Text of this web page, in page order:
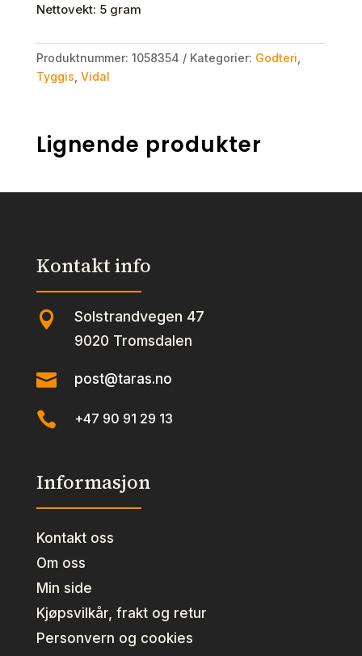
Nettovekt: 5 gram
Produktnummer: 1058354 Kategorier: Godteri
Tyggis Vidal
Lignende produkter
Kontakt info
 Solstrandvegen 47
9020 Tromsdalen
 post@taras.no
 +47 90 91 29 13
Informasjon
Kontakt oss
Om oss
Min side
Kjøpsvilkår, frakt og retur
Personvern og cookies